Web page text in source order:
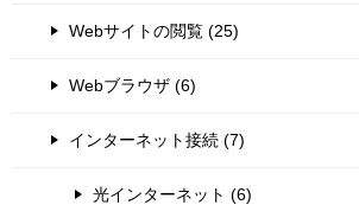
Webサイトの閲覧 (25)
Webブラウザ (6)
インターネット接続 (7)
光インターネット (6)